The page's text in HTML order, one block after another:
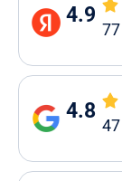
4.9
77
4.8
47